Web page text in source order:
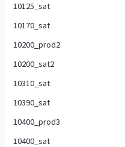
10125_sat
10170_sat
10200_prod2
10200_sat2
10310_sat
10390_sat
10400_prod3
10400_sat